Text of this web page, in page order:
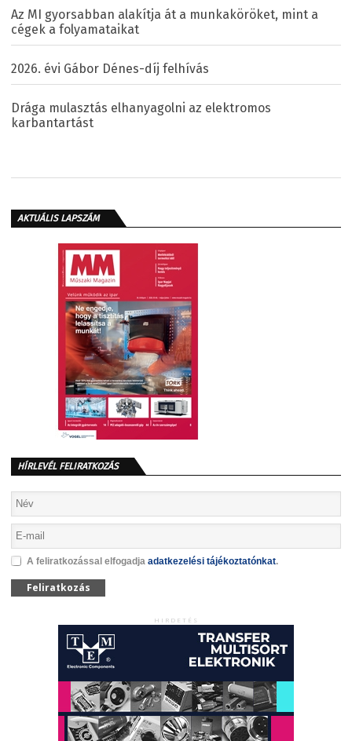
Az MI gyorsabban alakítja át a munkaköröket, mint a
cégek a folyamataikat
2026. évi Gábor Dénes-díj felhívás
Drága mulasztás elhanyagolni az elektromos
karbantartást
AKTUÁLIS LAPSZÁM
HÍRLEVÉL FELIRATKOZÁS
A feliratkozással elfogadja adatkezelési tájékoztatónkat.
Feliratkozás
HIRDETÉS